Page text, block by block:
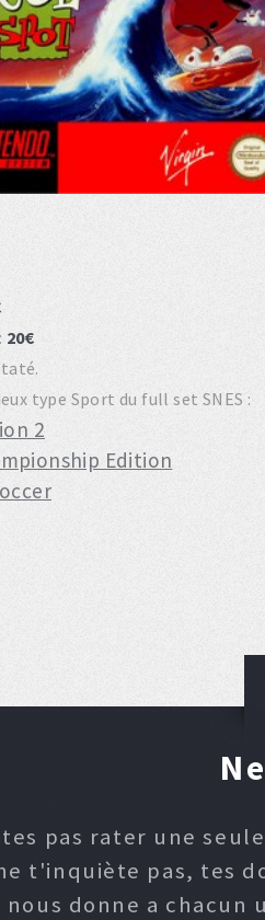
20€
type Sport du full set SNES :
2
Edition
pas rater une
t'inquiète pas, tes
donne a chacun